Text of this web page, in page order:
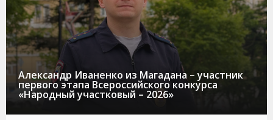
Александр Иваненко из Магадана – участник
первого этапа Всероссийского конкурса
«Народный участковый – 2026»